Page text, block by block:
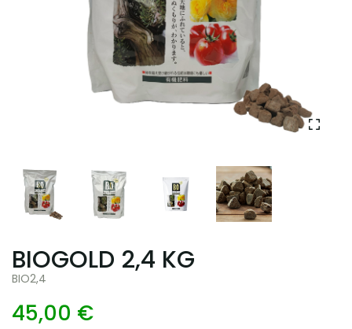
BIOGOLD 2,4 KG
BIO2,4
45,00 €